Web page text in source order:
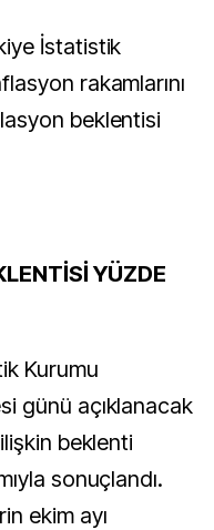
İstatistik
rakamlarını
beklentisi
YÜZDE
Kurumu
günü açıklanacak
beklenti
sonuçlandı.
ekim ayı